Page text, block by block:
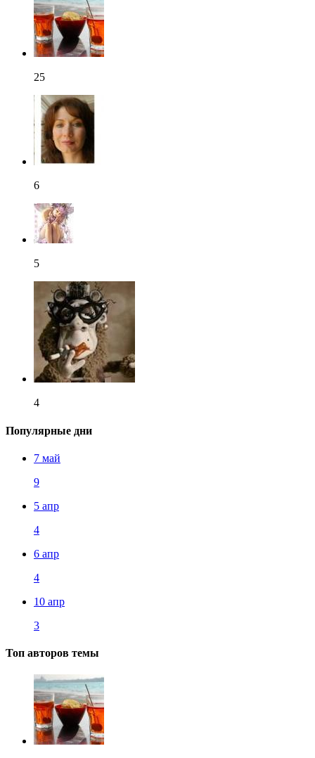
25
6
5
4
Популярные дни
7 май
9
5 апр
4
6 апр
4
10 апр
3
Топ авторов темы